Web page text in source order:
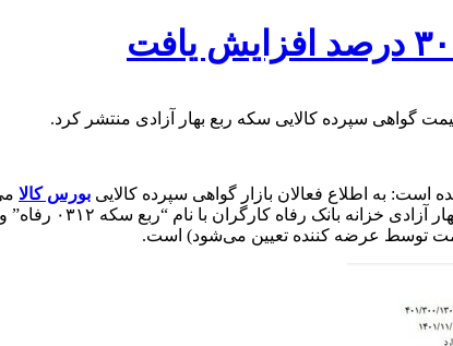
گواهی سپرده کالایی سکه ربع بهار آزادی منتشر کرد.
است: به اطلاع فعالان بازار گواهی سپرده کالایی بورس کالا
توسط عرضه کننده تعیین می‌شود) است.